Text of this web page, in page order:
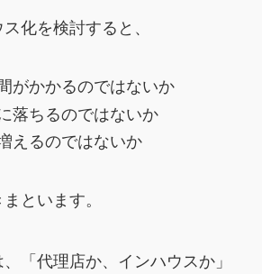
化を検討すると、
がかかるのではないか
落ちるのではないか
えるのではないか
といます。
「代理店か、インハウスか」